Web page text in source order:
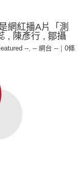
網紅播A片「測
, 陳彥行 , 鄒攝
--, -- 網台 --
0條